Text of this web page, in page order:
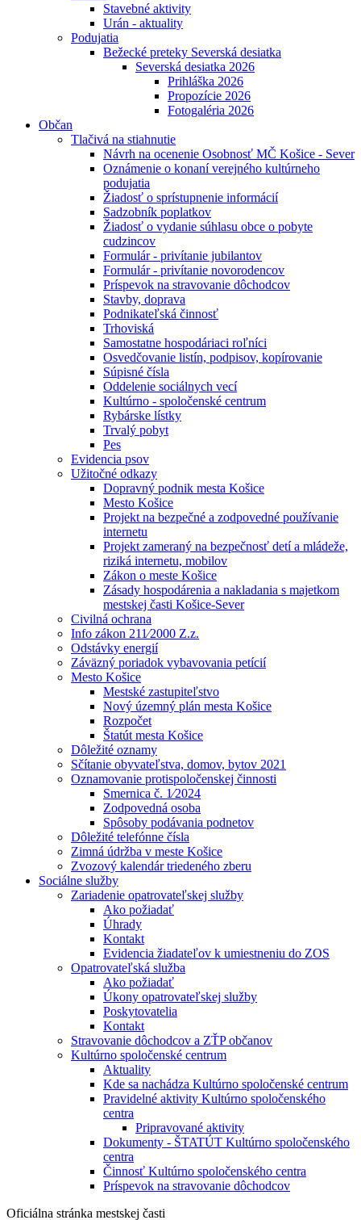
Stavebné aktivity
Urán - aktuality
Podujatia
Bežecké preteky Severská desiatka
Severská desiatka 2026
Prihláška 2026
Propozície 2026
Fotogaléria 2026
Občan
Tlačivá na stiahnutie
Návrh na ocenenie Osobnosť MČ Košice - Sever
Oznámenie o konaní verejného kultúrneho
podujatia
Žiadosť o sprístupnenie informácií
Sadzobník poplatkov
Žiadosť o vydanie súhlasu obce o pobyte
cudzincov
Formulár - privítanie jubilantov
Formulár - privítanie novorodencov
Príspevok na stravovanie dôchodcov
Stavby, doprava
Podnikateľská činnosť
Trhoviská
Samostatne hospodáriaci roľníci
Osvedčovanie listín, podpisov, kopírovanie
Súpisné čísla
Oddelenie sociálnych vecí
Kultúrno - spoločenské centrum
Rybárske lístky
Trvalý pobyt
Pes
Evidencia psov
Užitočné odkazy
Dopravný podnik mesta Košice
Mesto Košice
Projekt na bezpečné a zodpovedné používanie
internetu
Projekt zameraný na bezpečnosť detí a mládeže,
riziká internetu, mobilov
Zákon o meste Košice
Zásady hospodárenia a nakladania s majetkom
mestskej časti Košice-Sever
Civilná ochrana
Info zákon 211⁄2000 Z.z.
Odstávky energií
Záväzný poriadok vybavovania petícií
Mesto Košice
Mestské zastupiteľstvo
Nový územný plán mesta Košice
Rozpočet
Štatút mesta Košice
Dôležité oznamy
Sčítanie obyvateľstva, domov, bytov 2021
Oznamovanie protispoločenskej činnosti
Smernica č. 1⁄2024
Zodpovedná osoba
Spôsoby podávania podnetov
Dôležité telefónne čísla
Zimná údržba v meste Košice
Zvozový kalendár triedeného zberu
Sociálne služby
Zariadenie opatrovateľskej služby
Ako požiadať
Úhrady
Kontakt
Evidencia žiadateľov k umiestneniu do ZOS
Opatrovateľská služba
Ako požiadať
Úkony opatrovateľskej služby
Poskytovatelia
Kontakt
Stravovanie dôchodcov a ZŤP občanov
Kultúrno spoločenské centrum
Aktuality
Kde sa nachádza Kultúrno spoločenské centrum
Pravidelné aktivity Kultúrno spoločenského
centra
Pripravované aktivity
Dokumenty - ŠTATÚT Kultúrno spoločenského
centra
Činnosť Kultúrno spoločenského centra
Príspevok na stravovanie dôchodcov
Oficiálna stránka mestskej časti